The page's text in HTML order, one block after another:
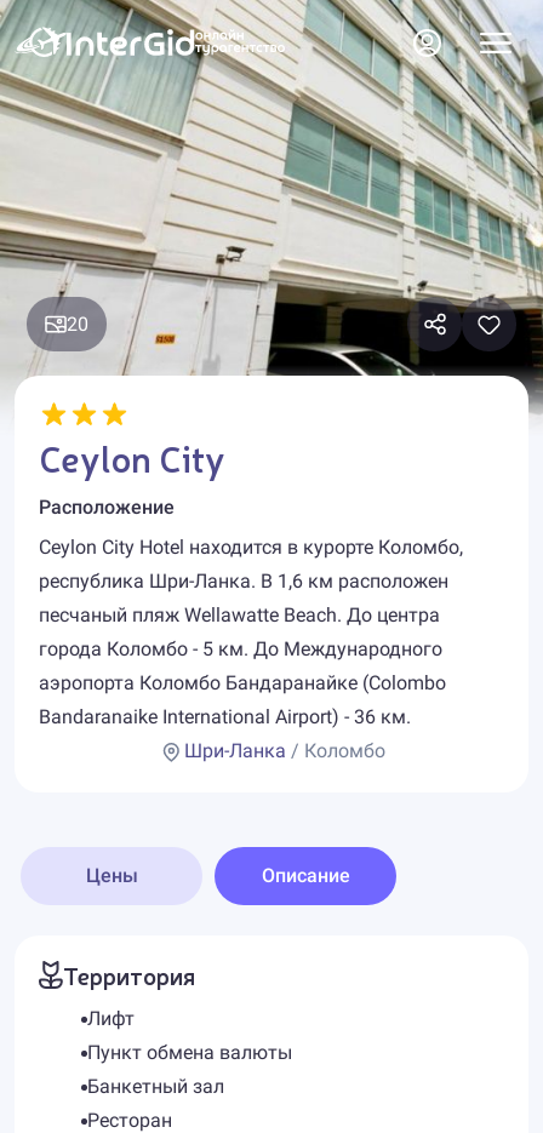
20
Ceylon City
Расположение
Ceylon City Hotel находится в курорте Коломбо,
республика Шри-Ланка. В 1,6 км расположен
песчаный пляж Wellawatte Beach. До центра
города Коломбо - 5 км. До Международного
аэропорта Коломбо Бандаранайке (Colombo
Bandaranaike International Airport) - 36 км.
Шри-Ланка / Коломбо
Цены Описание
Территория
Лифт
Пункт обмена валюты
Банкетный зал
Ресторан